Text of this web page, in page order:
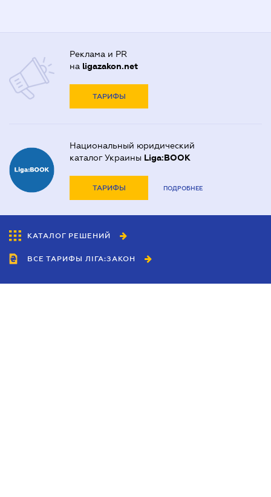
Реклама и PR
на ligazakon.net
ТАРИФЫ
Национальный юридический
каталог Украины Liga:BOOK
ТАРИФЫ ПОДРОБНЕЕ
КАТАЛОГ РЕШЕНИЙ
ВСЕ ТАРИФЫ ЛІГА:ЗАКОН